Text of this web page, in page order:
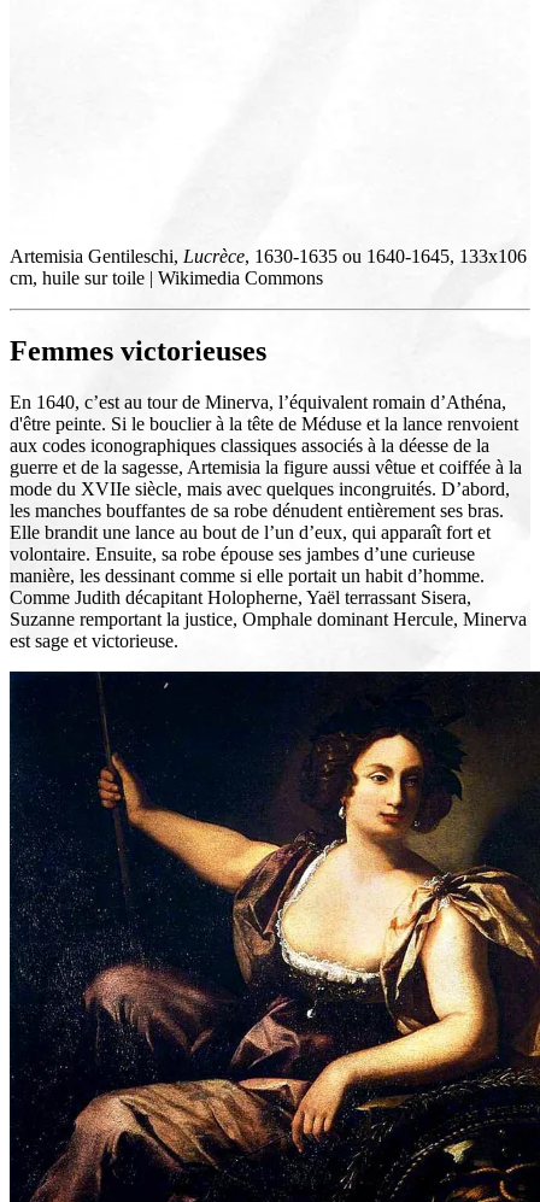
Artemisia Gentileschi, Lucrèce, 1630-1635 ou 1640-1645, 133x106
cm, huile sur toile | Wikimedia Commons
Femmes victorieuses
En 1640, c’est au tour de Minerva, l’équivalent romain d’Athéna,
d'être peinte. Si le bouclier à la tête de Méduse et la lance renvoient
aux codes iconographiques classiques associés à la déesse de la
guerre et de la sagesse, Artemisia la figure aussi vêtue et coiffée à la
mode du XVIIe siècle, mais avec quelques incongruités. D’abord,
les manches bouffantes de sa robe dénudent entièrement ses bras.
Elle brandit une lance au bout de l’un d’eux, qui apparaît fort et
volontaire. Ensuite, sa robe épouse ses jambes d’une curieuse
manière, les dessinant comme si elle portait un habit d’homme.
Comme Judith décapitant Holopherne, Yaël terrassant Sisera,
Suzanne remportant la justice, Omphale dominant Hercule, Minerva
est sage et victorieuse.